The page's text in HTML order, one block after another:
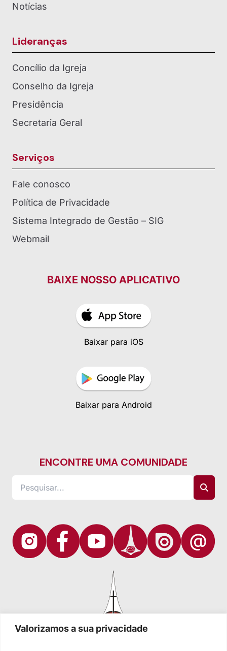
Valorizamos a sua privacidade
Notícias
Lideranças
Concílio da Igreja
Conselho da Igreja
Presidência
Secretaria Geral
Serviços
Fale conosco
Política de Privacidade
Sistema Integrado de Gestão – SIG
Webmail
BAIXE NOSSO APLICATIVO
Baixar para iOS
Baixar para Android
ENCONTRE UMA COMUNIDADE